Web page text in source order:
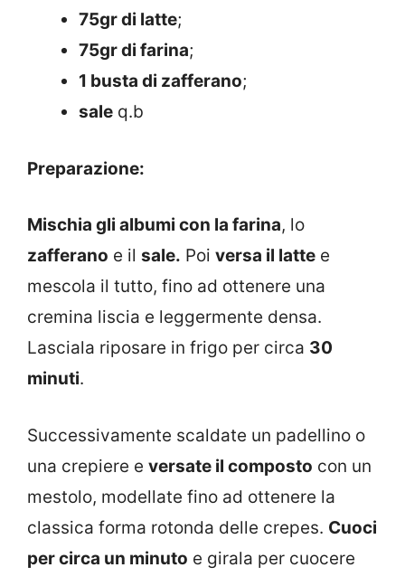
75gr di latte;
75gr di farina;
1 busta di zafferano;
sale q.b
Preparazione:
Mischia gli albumi con la farina, lo
zafferano e il sale. Poi versa il latte e
mescola il tutto, fino ad ottenere una
cremina liscia e leggermente densa.
Lasciala riposare in frigo per circa 30
minuti.
Successivamente scaldate un padellino o
una crepiere e versate il composto con un
mestolo, modellate fino ad ottenere la
classica forma rotonda delle crepes. Cuoci
per circa un minuto e girala per cuocere